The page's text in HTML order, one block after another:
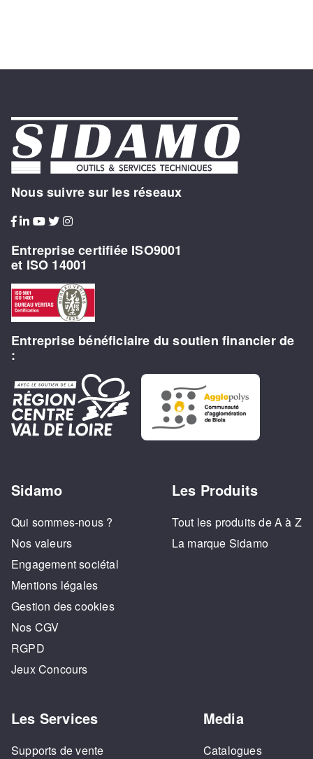
Nous suivre sur les réseaux
Entreprise certifiée ISO9001
et ISO 14001
Entreprise bénéficiaire du soutien financier de
:
Sidamo
Qui sommes-nous ?
Nos valeurs
Engagement sociétal
Mentions légales
Gestion des cookies
Nos CGV
RGPD
Jeux Concours
Les Produits
Tout les produits de A à Z
La marque Sidamo
Les Services
Supports de vente
Media
Catalogues